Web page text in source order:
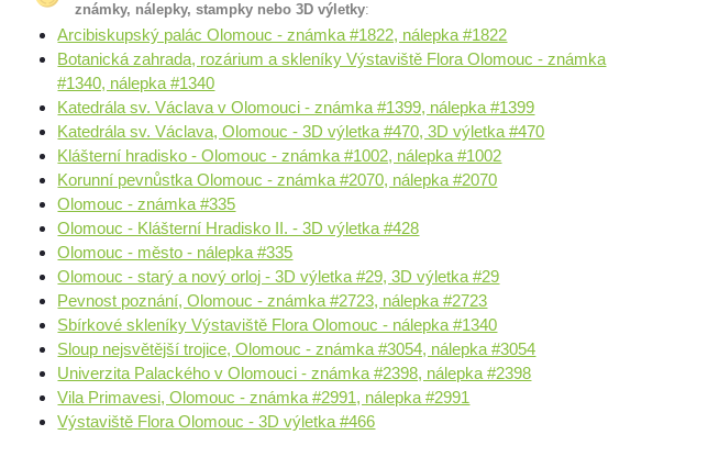
známky, nálepky, stampky nebo 3D výletky:
Arcibiskupský palác Olomouc - známka #1822, nálepka #1822
Botanická zahrada, rozárium a skleníky Výstaviště Flora Olomouc - známka
#1340, nálepka #1340
Katedrála sv. Václava v Olomouci - známka #1399, nálepka #1399
Katedrála sv. Václava, Olomouc - 3D výletka #470, 3D výletka #470
Klášterní hradisko - Olomouc - známka #1002, nálepka #1002
Korunní pevnůstka Olomouc - známka #2070, nálepka #2070
Olomouc - známka #335
Olomouc - Klášterní Hradisko II. - 3D výletka #428
Olomouc - město - nálepka #335
Olomouc - starý a nový orloj - 3D výletka #29, 3D výletka #29
Pevnost poznání, Olomouc - známka #2723, nálepka #2723
Sbírkové skleníky Výstaviště Flora Olomouc - nálepka #1340
Sloup nejsvětější trojice, Olomouc - známka #3054, nálepka #3054
Univerzita Palackého v Olomouci - známka #2398, nálepka #2398
Vila Primavesi, Olomouc - známka #2991, nálepka #2991
Výstaviště Flora Olomouc - 3D výletka #466